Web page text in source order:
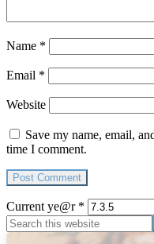
Name *
Email *
Website
Save my name, email,
time I comment.
Current ye@r *
Primary
Search
this